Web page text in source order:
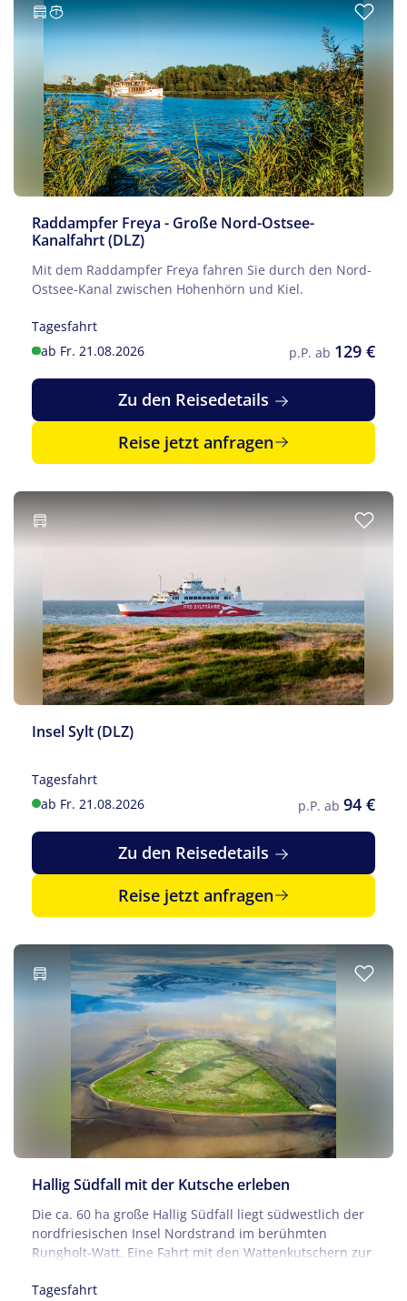
Raddampfer Freya - Große Nord-Ostsee-
Kanalfahrt (DLZ)
Mit dem Raddampfer Freya fahren Sie durch den Nord-
Ostsee-Kanal zwischen Hohenhörn und Kiel.
Tagesfahrt
ab Fr. 21.08.2026
p.P. ab 129 €
Zu den Reisedetails
Reise jetzt anfragen
Insel Sylt (DLZ)
Tagesfahrt
ab Fr. 21.08.2026
p.P. ab 94 €
Zu den Reisedetails
Reise jetzt anfragen
Hallig Südfall mit der Kutsche erleben
Die ca. 60 ha große Hallig Südfall liegt südwestlich der
nordfriesischen Insel Nordstrand im berühmten
Rungholt-Watt. Eine Fahrt mit den Wattenkutschern zur
Perspektive zu entdecken und das Halligleben
Tagesfahrt